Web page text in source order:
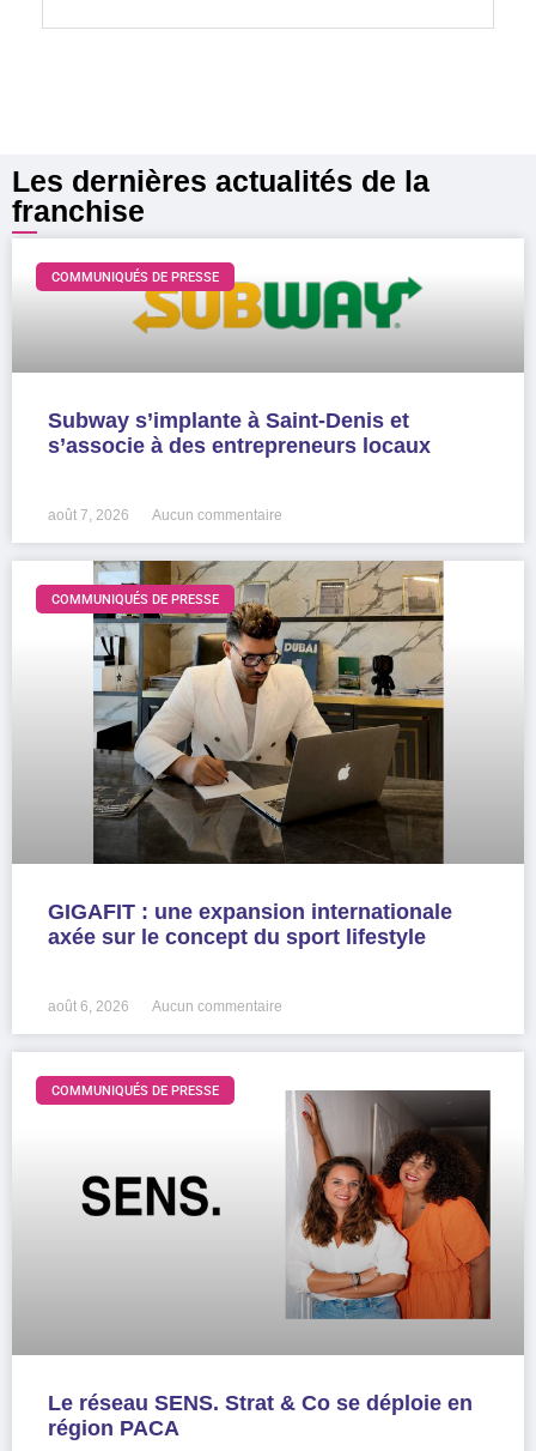
Les dernières actualités de la
franchise
COMMUNIQUÉS DE PRESSE
Subway s’implante à Saint-Denis et
s’associe à des entrepreneurs locaux
août 7, 2026 Aucun commentaire
COMMUNIQUÉS DE PRESSE
GIGAFIT : une expansion internationale
axée sur le concept du sport lifestyle
août 6, 2026 Aucun commentaire
COMMUNIQUÉS DE PRESSE
Le réseau SENS. Strat & Co se déploie en
région PACA